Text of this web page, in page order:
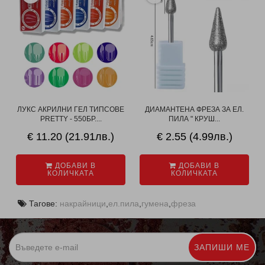
ЛУКС АКРИЛНИ ГЕЛ ТИПСОВЕ
PRETTY - 550БР....
€ 11.20 (21.91лв.)
ДОБАВИ В
КОЛИЧКАТА
ДИАМАНТЕНА ФРЕЗА ЗА ЕЛ.
ПИЛА " КРУШ...
€ 2.55 (4.99лв.)
ДОБАВИ В
КОЛИЧКАТА
Тагове: накрайници ел.пила гумена фреза
ЗАПИШИ МЕ